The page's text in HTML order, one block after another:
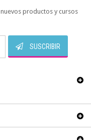
productos y cursos
SUSCRIBIR